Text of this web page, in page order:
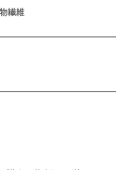
繊維